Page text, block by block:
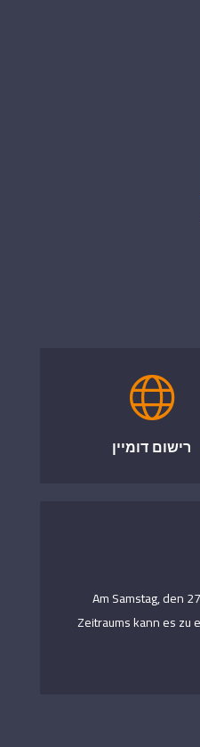
רישום דומיין
Am Samstag, den
Zeitraums kann es zu